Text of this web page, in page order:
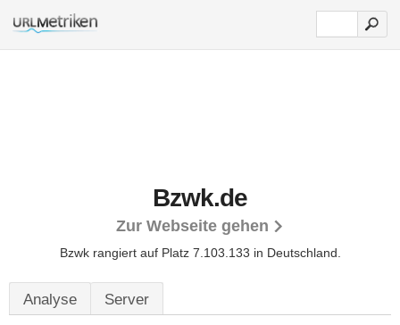
Bzwk.de
Zur Webseite gehen
Bzwk rangiert auf Platz 7.103.133 in Deutschland.
Analyse Server